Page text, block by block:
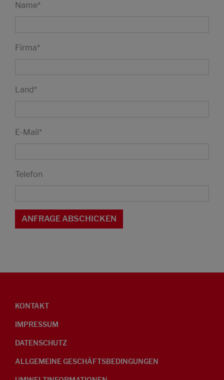
Name*
Firma*
Land*
E-Mail*
Telefon
KONTAKT
IMPRESSUM
DATENSCHUTZ
ALLGEMEINE GESCHÄFTSBEDINGUNGEN